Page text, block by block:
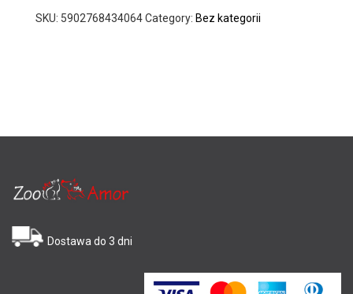
SKU: 5902768434064Category: Bez kategorii
Dostawa do 3 dni